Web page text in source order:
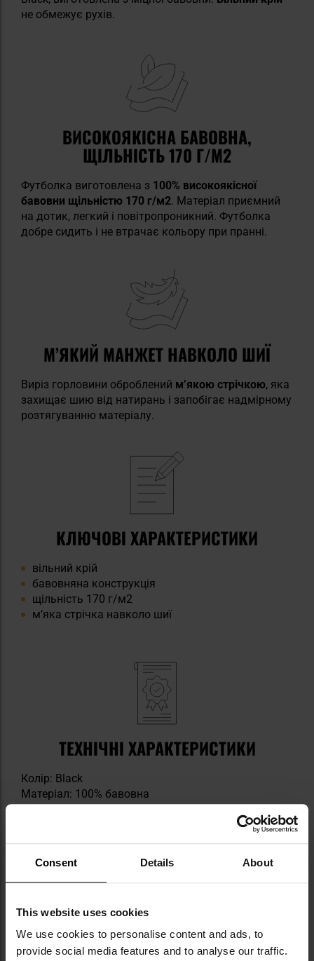
Consent Details About
This website uses cookies
We use cookies to personalise content and ads, to
provide social media features and to analyse our traffic.
не обмежує рухів.
ВИСОКОЯКІСНА БАВОВНА,
ЩІЛЬНІСТЬ 170 Г/М2
Футболка виготовлена з 100% високоякісної
бавовни щільністю 170 г/м2. Матеріал приємний
на дотик, легкий і повітропроникний. Футболка
добре сидить і не втрачає кольору при пранні.
М’ЯКИЙ МАНЖЕТ НАВКОЛО ШИЇ
Виріз горловини оброблений м’якою стрічкою, яка
захищає шию від натирань і запобігає надмірному
розтягуванню матеріалу.
КЛЮЧОВІ ХАРАКТЕРИСТИКИ
вільний крій
бавовняна конструкція
щільність 170 г/м2
м’яка стрічка навколо шиї
ТЕХНІЧНІ ХАРАКТЕРИСТИКИ
Колір: Black
Матеріал: 100% бавовна
Щільність: 170 г/м2